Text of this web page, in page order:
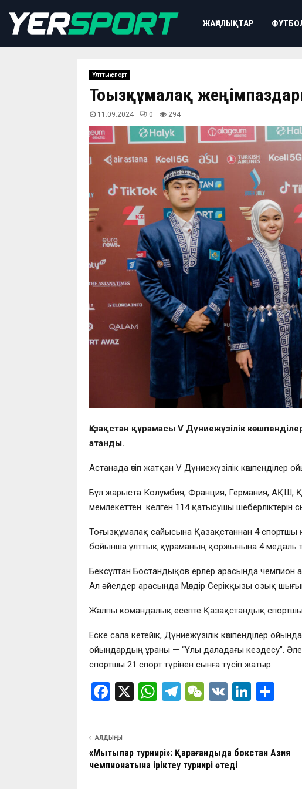
ЖАҢАЛЫҚТАР
Ұлттық спорт
Тоғызқұмалақ
11.09.2024 0 294
Қазақстан құрамасы V Дүниежүзілік
атанды.
Астанада өтіп жатқан V Дүниежүзілік
Бұл жарыста Колумбия, Франция, Германия, АҚШ,
мемлекеттен келген 114 қатысушы шеберліктерін
Тоғызқұмалақ сайысына Қазақстаннан 4 спортшы
бойынша ұлттық құраманың қоржынына 4 медаль
Бексұлтан Бостандықов ерлер арасында чемпион
Ал әйелдер арасында Мөлдір Серікқызы озық
Жалпы командалық есепте Қазақстандық
Еске сала кетейік, Дүниежүзілік көшпенділер
ойындардың ұраны — “Ұлы даладағы кездесу”.
спортшы 21 спорт түрінен сынға түсіп жатыр.
F
b
o
X
W
s
A
T
gr
a
W
h
at
V
Li
dI р
АЛДЫҢҒЫ
«Мықтылар турнирі»: Қарағандыда бокстан Азия
чемпионатына іріктеу турнирі өтеді